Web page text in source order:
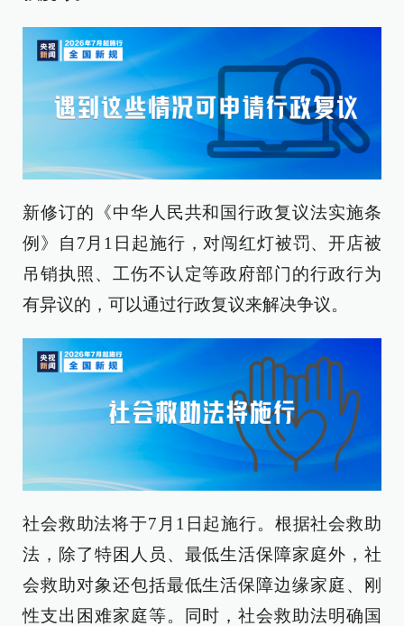
新修订的《中华人民共和国行政复议法实施条
例》自7月1日起施行，对闯红灯被罚、开店被
吊销执照、工伤不认定等政府部门的行政行为
有异议的，可以通过行政复议来解决争议。
社会救助法将于7月1日起施行。根据社会救助
法，除了特困人员、最低生活保障家庭外，社
会救助对象还包括最低生活保障边缘家庭、刚
性支出困难家庭等。同时，社会救助法明确国